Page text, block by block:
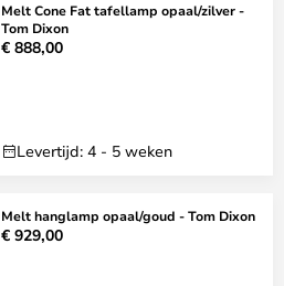
Melt Cone Fat tafellamp opaal/zilver -
Tom Dixon
€ 888,00
Levertijd: 4 - 5 weken
Melt hanglamp opaal/goud - Tom Dixon
€ 929,00